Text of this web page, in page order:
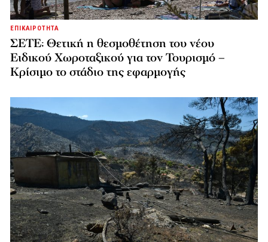
ΕΠΙΚΑΙΡΟΤΗΤΑ
ΣΕΤΕ: Θετική η θεσμοθέτηση του νέου
Ειδικού Χωροταξικού για τον Τουρισμό –
Κρίσιμο το στάδιο της εφαρμογής